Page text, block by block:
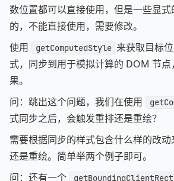
数位置都可以直接使用，但是一些显
的，不能直接使用，需要修改。
使用
getComputedStyle 来获取目标
式，同步到用于模拟计算的 DOM 节
果。
问：跳出这个问题，我们在使用
式同步之后，会触发重排还是重绘？
需要根据同步的样式包含什么样的改
还是重绘。简单举两个例子即可。
问：还有一个
getBoundingClientRect